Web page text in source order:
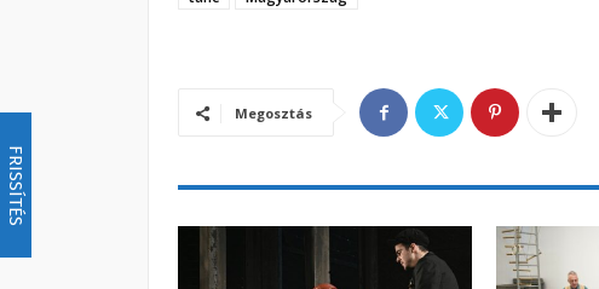
FRISSÍTÉS
Megosztás